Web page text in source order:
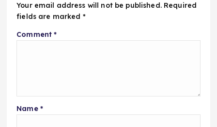
Your email address will not be published. Required
fields are marked *
Comment*
Name *